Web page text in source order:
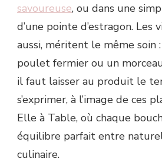
savoureuse, ou dans une
d’une pointe d’estragon. Les
aussi, méritent le même soin
poulet fermier ou un
il faut laisser au produit le
s’exprimer, à l’image de ces
Elle à Table, où chaque
équilibre parfait entre
culinaire.